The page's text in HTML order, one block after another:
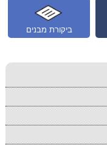
ביקורת מבנים